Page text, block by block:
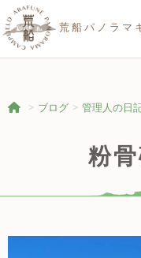
荒船パノラマ
ブログ 管理人の日
粉